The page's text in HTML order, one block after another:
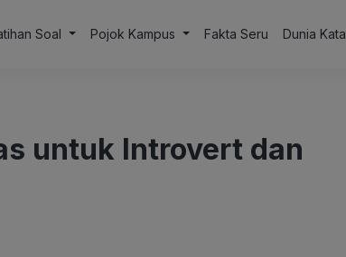
Soal Pojok Kampus Fakta Seru Dunia Kata
untuk Introvert dan